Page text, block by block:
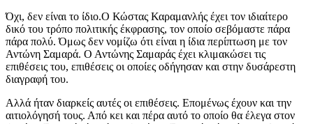
Όχι, δεν είναι το ίδιο.Ο Κώστας Καραμανλής έχει τον ιδιαίτερο
δικό του τρόπο πολιτικής έκφρασης, τον οποίο σεβόμαστε πάρα
πάρα πολύ. Όμως δεν νομίζω ότι είναι η ίδια περίπτωση με τον
Αντώνη Σαμαρά. Ο Αντώνης Σαμαράς έχει κλιμακώσει τις
επιθέσεις του, επιθέσεις οι οποίες οδήγησαν και στην δυσάρεστη
διαγραφή του.
Αλλά ήταν διαρκείς αυτές οι επιθέσεις. Επομένως έχουν και την
αιτιολόγησή τους. Από κει και πέρα αυτό το οποίο θα έλεγα στον